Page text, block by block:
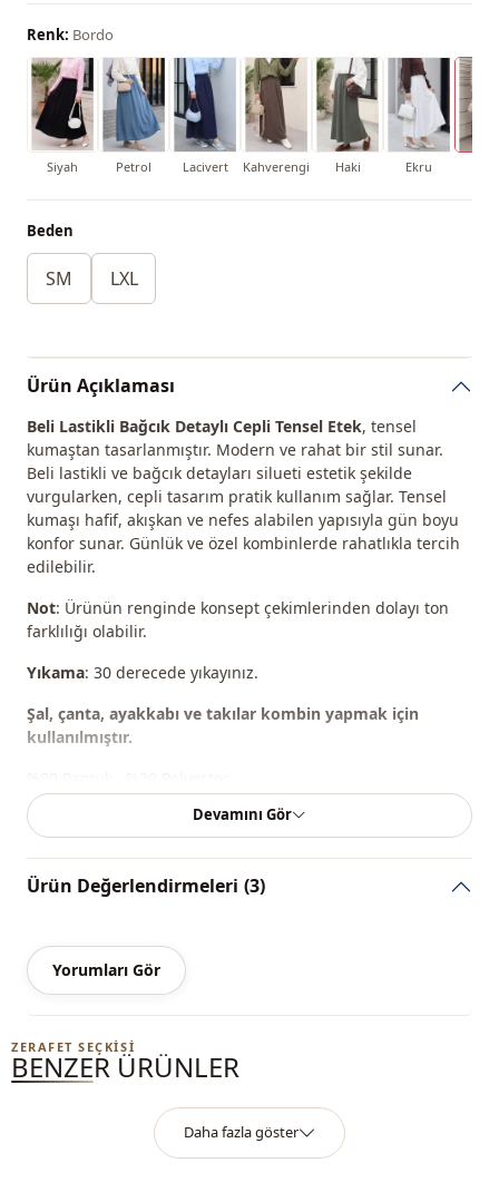
Renk: Bordo
Siyah Petrol Lacivert Kahverengi Haki Ekru
Beden
SM LXL
Ürün Açıklaması
Beli Lastikli Bağcık Detaylı Cepli Tensel Etek, tensel
kumaştan tasarlanmıştır. Modern ve rahat bir stil sunar.
Beli lastikli ve bağcık detayları silueti estetik şekilde
vurgularken, cepli tasarım pratik kullanım sağlar. Tensel
kumaşı hafif, akışkan ve nefes alabilen yapısıyla gün boyu
konfor sunar. Günlük ve özel kombinlerde rahatlıkla tercih
edilebilir.
Not: Ürünün renginde konsept çekimlerinden dolayı ton
farklılığı olabilir.
Yıkama: 30 derecede yıkayınız.
Şal, çanta, ayakkabı ve takılar kombin yapmak için
kullanılmıştır.
Mevsi̇m
Kumaş
Si̇luet / form
Sti̇l
İnce
Devamını Gör
Ürün Değerlendirmeleri (3)
Yorumları Gör
ZERAFET SEÇKISI
BENZER ÜRÜNLER
Daha fazla göster